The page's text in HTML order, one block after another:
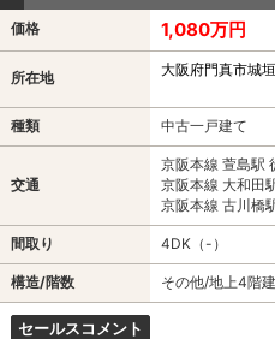
価格 1,080万円
所在地 大阪府門真市城
種類 中古一戸建て
交通
京阪本線 萱島駅
京阪本線 大和田
京阪本線 古川橋
間取り 4DK（-）
構造/階数 その他/地上4階建
セールスコメント